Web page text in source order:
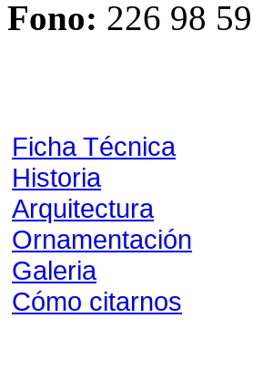
Fono: 226 98
Ficha Técnica
Historia
Arquitectura
Ornamentación
Galeria
Cómo citarnos